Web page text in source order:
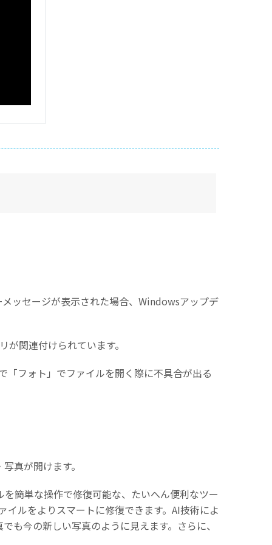
ッセージが表示された場合、Windowsアップデ
関連付けられています。
フォト」でファイルを開く際に不具合が出る
真が開けます。
簡単な操作で修復可能な、たいへん便利なツー
ルをよりスマートに修復できます。AI技術によ
も今の新しい写真のように見えます。さらに、